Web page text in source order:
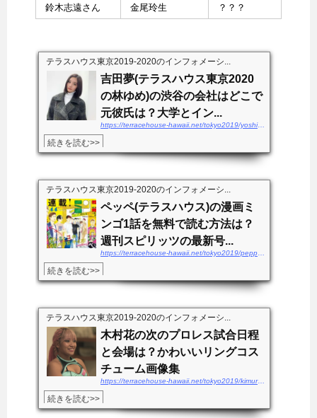
鈴木志遠さん 金尾玲生 ？？？
テラスハウス東京2019-2020のインフォメーシ...
吉田夢(テラスハウス東京2020
の林ゆめ)の渋谷の会社はどこで
元彼氏は？大学とイン...
https://terracehouse-hawaii.net/tokyo2019/yoshidayume-kaisha
続きを読む>>
テラスハウス東京2019-2020のインフォメーシ...
ペッペ(テラスハウス)の漫画ミ
ンゴ1話を無料で読む方法は？
週刊スピリッツの最新号...
続きを読む>>
テラスハウス東京2019-2020のインフォメーシ...
木村花の次のプロレス試合日程
と会場は？かわいいリングコス
チューム画像集
https://terracehouse-hawaii.net/tokyo2019/kimurahana-shiainittei
続きを読む>>